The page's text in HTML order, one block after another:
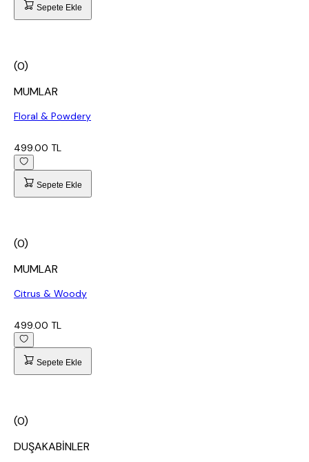
Sepete Ekle
(0)
MUMLAR
Floral & Powdery
499.00 TL
Sepete Ekle
(0)
MUMLAR
Citrus & Woody
499.00 TL
Sepete Ekle
(0)
DUŞAKABİNLER